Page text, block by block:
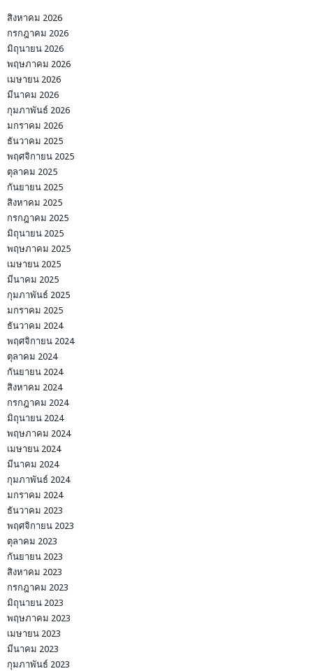
สิงหาคม 2026
กรกฎาคม 2026
มิถุนายน 2026
พฤษภาคม 2026
เมษายน 2026
มีนาคม 2026
กุมภาพันธ์ 2026
มกราคม 2026
ธันวาคม 2025
พฤศจิกายน 2025
ตุลาคม 2025
กันยายน 2025
สิงหาคม 2025
กรกฎาคม 2025
มิถุนายน 2025
พฤษภาคม 2025
เมษายน 2025
มีนาคม 2025
กุมภาพันธ์ 2025
มกราคม 2025
ธันวาคม 2024
พฤศจิกายน 2024
ตุลาคม 2024
กันยายน 2024
สิงหาคม 2024
กรกฎาคม 2024
มิถุนายน 2024
พฤษภาคม 2024
เมษายน 2024
มีนาคม 2024
กุมภาพันธ์ 2024
มกราคม 2024
ธันวาคม 2023
พฤศจิกายน 2023
ตุลาคม 2023
กันยายน 2023
สิงหาคม 2023
กรกฎาคม 2023
มิถุนายน 2023
พฤษภาคม 2023
เมษายน 2023
มีนาคม 2023
กุมภาพันธ์ 2023